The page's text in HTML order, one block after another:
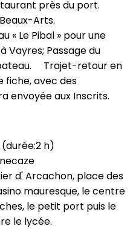
près du port.
Arts.
« Le Pibal » pour une
Vayres; Passage du
bateau. Trajet-retour en
fiche, avec des
envoyée aux Inscrits.
(durée:2 h)
d' Arcachon, place des
mauresque, le centre
le petit port puis le
le lycée.